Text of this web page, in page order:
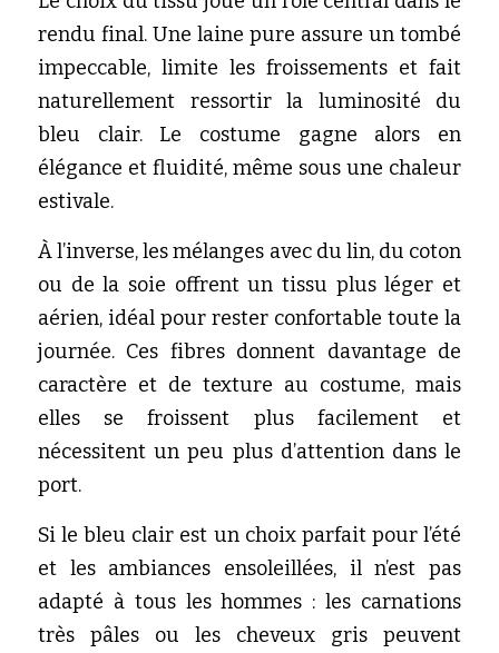
rendu final. Une laine pure assure un tombé
impeccable, limite les froissements et fait
naturellement ressortir la luminosité du
bleu clair. Le costume gagne alors en
élégance et fluidité, même sous une chaleur
estivale.
À l’inverse, les mélanges avec du lin, du coton
ou de la soie offrent un tissu plus léger et
aérien, idéal pour rester confortable toute la
journée. Ces fibres donnent davantage de
caractère et de texture au costume, mais
elles se froissent plus facilement et
nécessitent un peu plus d’attention dans le
port.
Si le bleu clair est un choix parfait pour l’été
et les ambiances ensoleillées, il n’est pas
adapté à tous les hommes : les carnations
très pâles ou les cheveux gris peuvent